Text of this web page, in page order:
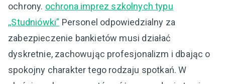
ochrony. ochrona imprez szkolnych typu
,,Studniówki” Personel odpowiedzialny za
zabezpieczenie bankietów musi działać
dyskretnie, zachowując profesjonalizm i dbając o
spokojny charakter tego rodzaju spotkań. W